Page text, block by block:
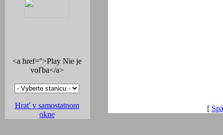
<a href=''>Play Nie je
voľba</a>
Hrať v samostatnom
okne
[